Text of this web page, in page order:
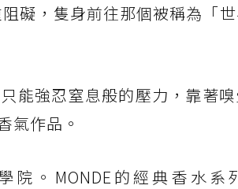
礙，隻身前往那個被稱為「
能強忍窒息般的壓力，靠著
氣作品。
院。MONDE的經典香水系